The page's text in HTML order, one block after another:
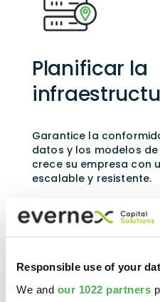
Responsible use of your
We and our 1022 partners
Planificar la
Garantice la
datos y los modelos
crece su empresa con
escalable y resistente.
Reduzca su